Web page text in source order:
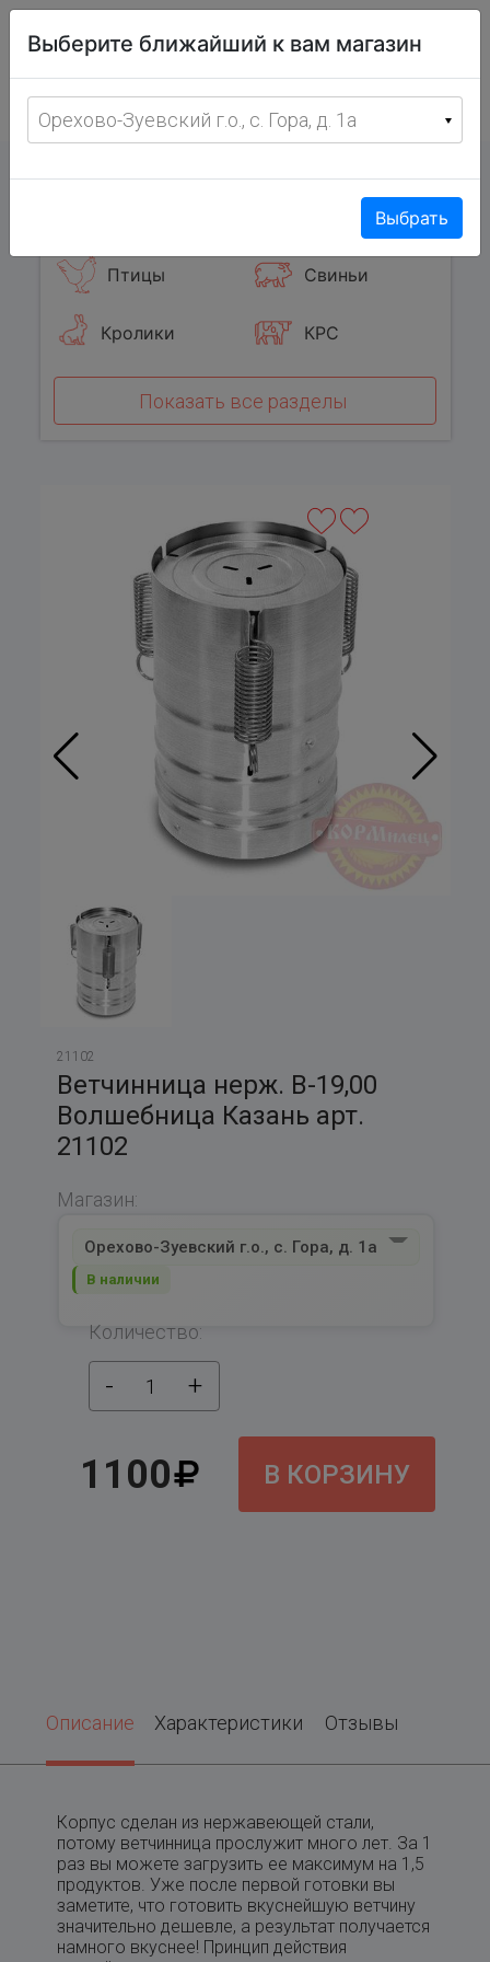
фермерских
товаров
с 8:00 до 19:00 ежедневно
Птицы Свиньи
Кролики КРС
Показать все разделы
21102
Ветчинница нерж. В-19,00
Волшебница Казань арт.
21102
Магазин:
Орехово-Зуевский г.о., с. Гора, д. 1а
В наличии
Количество:
- 1 +
1100 В КОРЗИНУ
Описание Характеристики Отзывы
Корпус сделан из нержавеющей стали,
потому ветчинница прослужит много лет. За 1
раз вы можете загрузить ее максимум на 1,5
продуктов. Уже после первой готовки вы
заметите, что готовить вкуснейшую ветчину
значительно дешевле, а результат получается
намного вкуснее! Принцип действия
Выберите ближайший к вам магазин
Орехово-Зуевский г.о., с. Гора, д. 1а
Выбрать